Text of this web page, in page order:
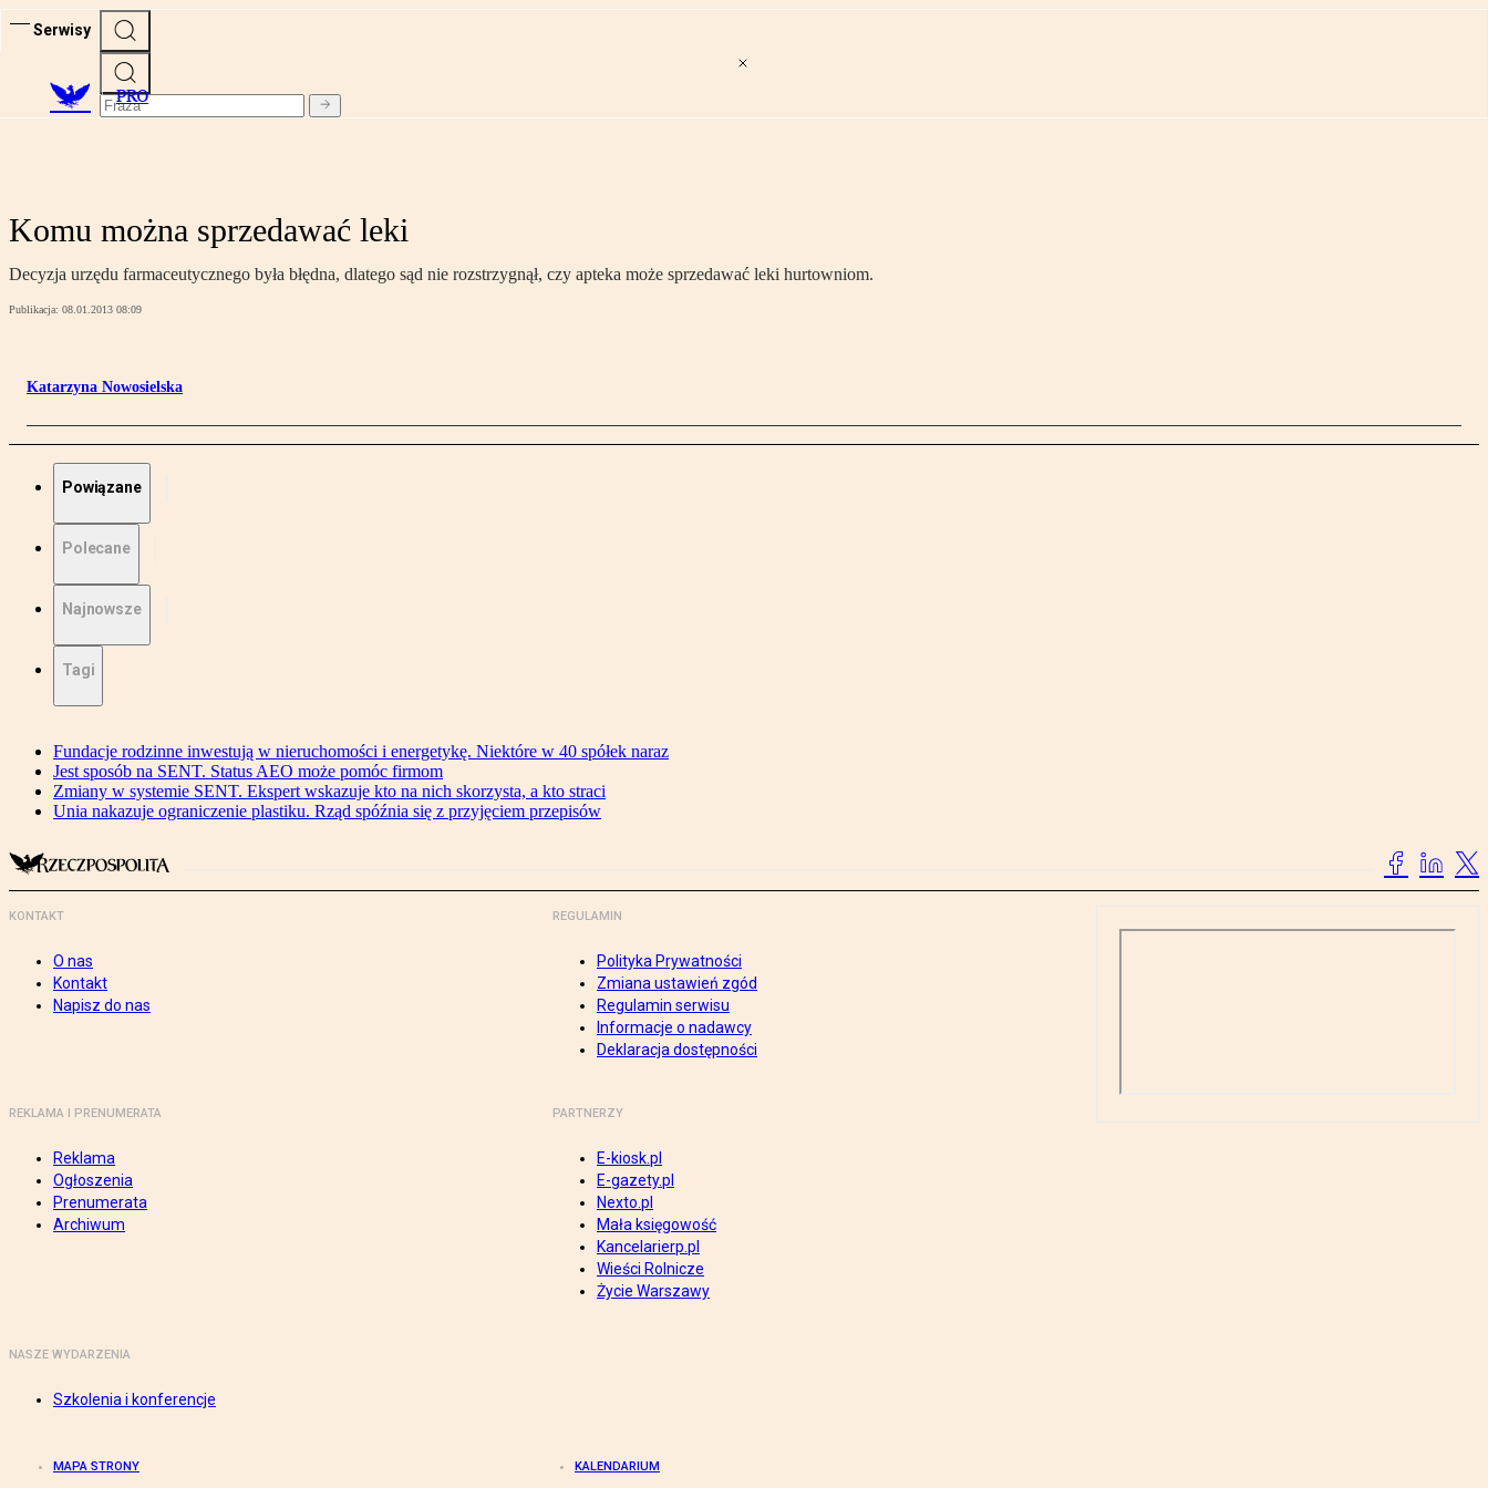
Serwisy
PRO
Komu można sprzedawać leki
Decyzja urzędu farmaceutycznego była błędna, dlatego sąd nie rozstrzygnął, czy apteka może sprzedawać leki hurtowniom.
Publikacja: 08.01.2013 08:09
Katarzyna Nowosielska
Powiązane
Polecane
Najnowsze
Tagi
Fundacje rodzinne inwestują w nieruchomości i energetykę. Niektóre w 40 spółek naraz
Jest sposób na SENT. Status AEO może pomóc firmom
Zmiany w systemie SENT. Ekspert wskazuje kto na nich skorzysta, a kto straci
Unia nakazuje ograniczenie plastiku. Rząd spóźnia się z przyjęciem przepisów
KONTAKT
O nas
Kontakt
Napisz do nas
REGULAMIN
Polityka Prywatności
Zmiana ustawień zgód
Regulamin serwisu
Informacje o nadawcy
Deklaracja dostępności
REKLAMA I PRENUMERATA
Reklama
Ogłoszenia
Prenumerata
Archiwum
PARTNERZY
E-kiosk.pl
E-gazety.pl
Nexto.pl
Mała księgowość
Kancelarierp.pl
Wieści Rolnicze
Życie Warszawy
NASZE WYDARZENIA
Szkolenia i konferencje
MAPA STRONY KALENDARIUM